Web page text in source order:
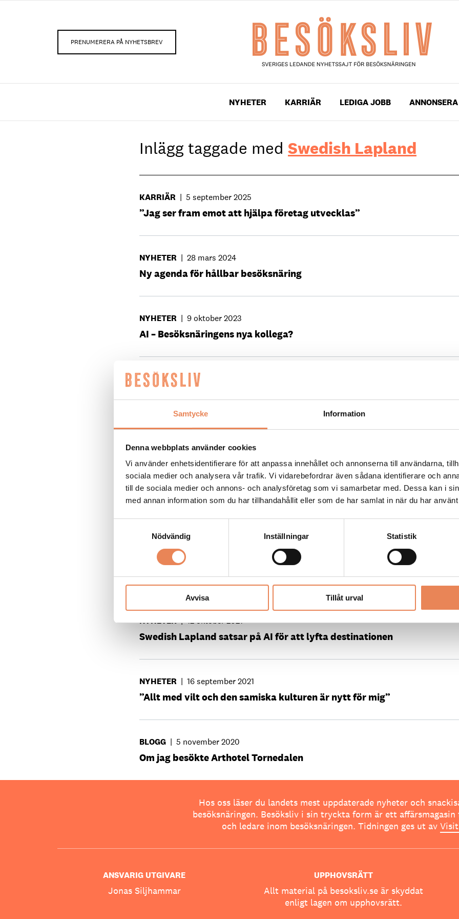
Samtycke Information
Denna webbplats använder cookies
Vi använder enhetsidentifierare för att anpassa innehållet och annonserna till användarna,
sociala medier och analysera vår trafik. Vi vidarebefordrar även sådana identifierare och
till de sociala medier och annons- och analysföretag som vi samarbetar med. Dessa kan i
med annan information som du har tillhandahållit eller som de har samlat in när du har
Nödvändig
Inställningar Statistik
Avvisa Tillåt urval
PRENUMERERA PÅ NYHETSBREV
NYHETER KARRIÄR LEDIGA JOBB ANNONSERA
Inlägg taggade med Swedish Lapland
KARRIÄR | 5 september 2025
”Jag ser fram emot att hjälpa företag utvecklas”
NYHETER | 28 mars 2024
Ny agenda för hållbar besöksnäring
NYHETER | 9 oktober 2023
AI – Besöksnäringens nya kollega?
NYHETER 20 juni 2023
För breddad kunskap om den arktiska regionen
NYHETER | 30 juni 2022
Nya Kiruna ska växa på rätt sätt
NYHETER |
Digital marknadsföring ska boosta branschen i norr
NYHETER | 12 oktober 2021
Swedish Lapland satsar på AI för att lyfta destinationen
NYHETER | 16 september 2021
”Allt med vilt och den samiska kulturen är nytt för mig”
BLOGG | 5 november 2020
Om jag besökte Arthotel Tornedalen
Hos oss läser du landets mest uppdaterade nyheter och
besöksnäringen. Besöksliv i sin tryckta form är ett affärsmagasin
och ledare inom besöksnäringen. Tidningen ges ut av
ANSVARIG UTGIVARE
Jonas Siljhammar
UPPHOVSRÄTT
Allt material på besoksliv.se är skyddat
enligt lagen om upphovsrätt.